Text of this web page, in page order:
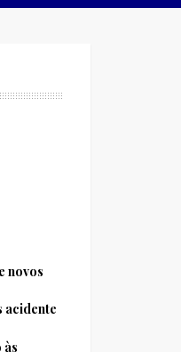
novos
acidente
às